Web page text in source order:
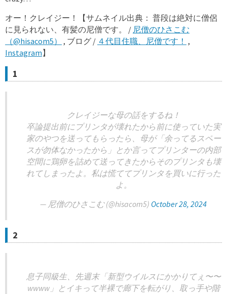
オー！クレイジー！【サムネイル出典： 普段は絶対に僧侶
に見られない、有髪の尼僧です。 / 尼僧のひさこむ
（@hisacom5）
, ブログ / ４代目住職、尼僧です！ ,
Instagram】
1
クレイジーな母の話をするね！
卒論提出前にプリンタが壊れたから前に使っていた実
家のやつを送ってもらったら、母が「余ってるスペー
スが勿体なかったから」とか言ってプリンターの内部
空間に鶏卵を詰めて送ってきたからそのプリンタも壊
れてしまったよ。私は慌ててプリンタを買いに行った
よ。
— 尼僧のひさこむ (@hisacom5) October 28, 2024
2
息子同級生、先週末「新型ウイルスにかかりてぇ〜〜
wwww」とイキって半裸で廊下を転がり、取っ手や階